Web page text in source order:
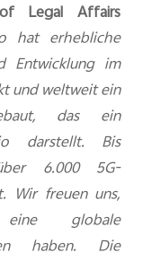
Legal Affairs
hat erhebliche
Entwicklung im
und weltweit ein
das ein
darstellt. Bis
6.000 5G-
Wir freuen uns,
globale
haben. Die